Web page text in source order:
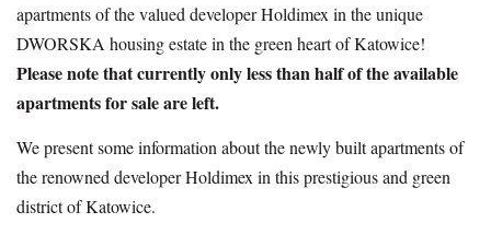
apartments of the valued developer Holdimex in the unique
DWORSKA housing estate in the green heart of Katowice!
Please note that currently only less than half of the available
apartments for sale are left.
We present some information about the newly built apartments of
the renowned developer Holdimex in this prestigious and green
district of Katowice.